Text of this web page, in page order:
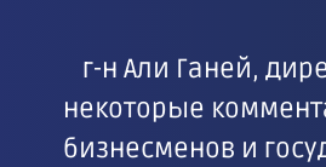
г-н Али Ганей,
некоторые
бизнесменов и